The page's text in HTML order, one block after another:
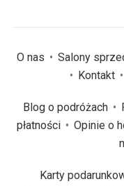
O nas Salony
Kontakt
Blog o podróżach
płatności
Opinie o
Karty